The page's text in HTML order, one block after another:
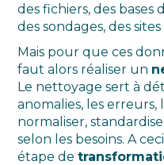
des fichiers, des bases
des sondages, des
Mais pour que ces
faut alors réaliser un
Le nettoyage sert à
anomalies, les erreurs,
normaliser,
selon les besoins. A
étape de